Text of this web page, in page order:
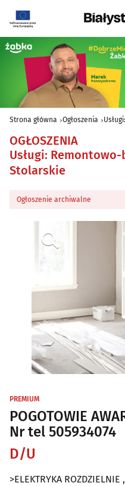
Strona główna Ogłoszenia
OGŁOSZENIA
Usługi:
Stolarskie
Ogłoszenie archiwalne
PREMIUM
POGOTOWIE
Nr tel 505934074
D/U
>ELEKTRYKA